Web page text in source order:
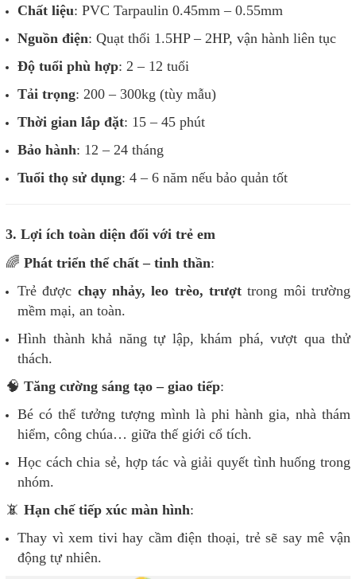
Chất liệu: PVC Tarpaulin 0.45mm – 0.55mm
Nguồn điện: Quạt thổi 1.5HP – 2HP, vận hành liên tục
Độ tuổi phù hợp: 2 – 12 tuổi
Tải trọng: 200 – 300kg (tùy mẫu)
Thời gian lắp đặt: 15 – 45 phút
Bảo hành: 12 – 24 tháng
Tuổi thọ sử dụng: 4 – 6 năm nếu bảo quản tốt
3. Lợi ích toàn diện đối với trẻ em
🌈 Phát triển thể chất – tinh thần:
Trẻ được chạy nhảy, leo trèo, trượt trong môi trường
mềm mại, an toàn.
Hình thành khả năng tự lập, khám phá, vượt qua thử
thách.
🧠 Tăng cường sáng tạo – giao tiếp:
Bé có thể tưởng tượng mình là phi hành gia, nhà thám
hiểm, công chúa… giữa thế giới cổ tích.
Học cách chia sẻ, hợp tác và giải quyết tình huống trong
nhóm.
📵 Hạn chế tiếp xúc màn hình:
Thay vì xem tivi hay cầm điện thoại, trẻ sẽ say mê vận
động tự nhiên.